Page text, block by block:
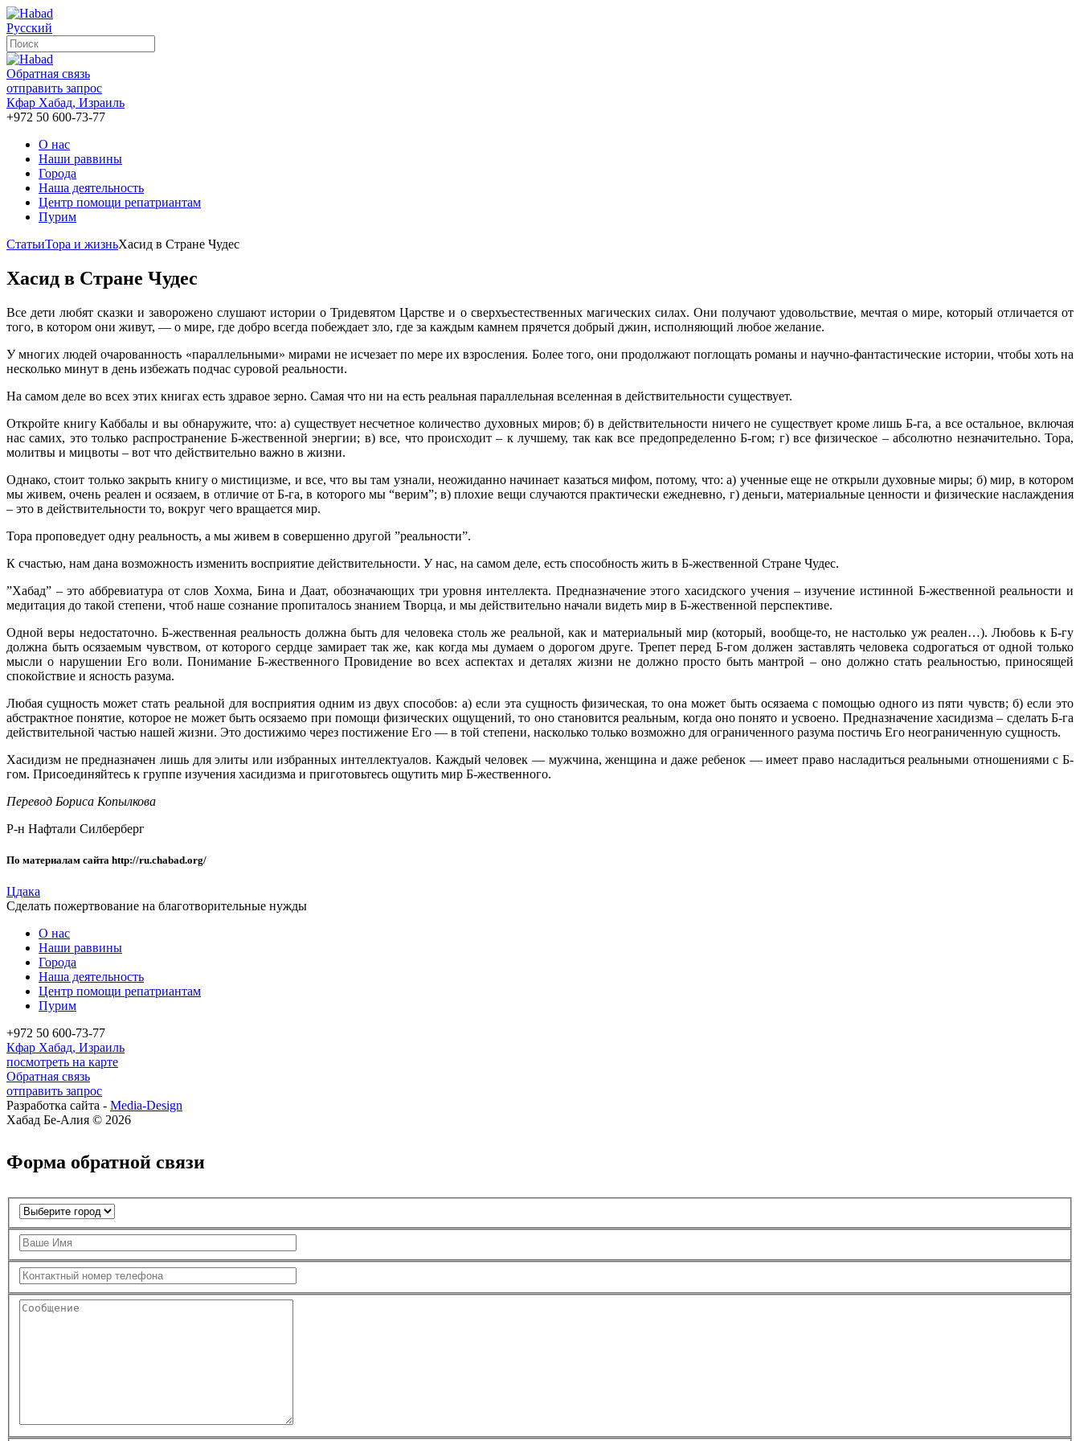
Русский
Обратная связь
отправить запрос
Кфар Хабад, Израиль
+972 50 600-73-77
О нас
Наши раввины
Города
Наша деятельность
Центр помощи репатриантам
Пурим
СтатьиТора и жизньХасид в Стране Чудес
Хасид в Стране Чудес
Все дети любят сказки и заворожено слушают истории о Тридевятом Царстве и о сверхъестественных магических силах. Они получают удовольствие, мечтая о мире, который отличается от
того, в котором они живут, — о мире, где добро всегда побеждает зло, где за каждым камнем прячется добрый джин, исполняющий любое желание.
У многих людей очарованность «параллельными» мирами не исчезает по мере их взросления. Более того, они продолжают поглощать романы и научно-фантастические истории, чтобы хоть на
несколько минут в день избежать подчас суровой реальности.
На самом деле во всех этих книгах есть здравое зерно. Самая что ни на есть реальная параллельная вселенная в действительности существует.
Откройте книгу Каббалы и вы обнаружите, что: а) существует несчетное количество духовных миров; б) в действительности ничего не существует кроме лишь Б-га, а все остальное, включая
нас самих, это только распространение Б-жественной энергии; в) все, что происходит – к лучшему, так как все предопределенно Б-гом; г) все физическое – абсолютно незначительно. Тора,
молитвы и мицвоты – вот что действительно важно в жизни.
Однако, стоит только закрыть книгу о мистицизме, и все, что вы там узнали, неожиданно начинает казаться мифом, потому, что: а) ученные еще не открыли духовные миры; б) мир, в котором
мы живем, очень реален и осязаем, в отличие от Б-га, в которого мы “верим”; в) плохие вещи случаются практически ежедневно, г) деньги, материальные ценности и физические наслаждения
– это в действительности то, вокруг чего вращается мир.
Тора проповедует одну реальность, а мы живем в совершенно другой ”реальности”.
К счастью, нам дана возможность изменить восприятие действительности. У нас, на самом деле, есть способность жить в Б-жественной Стране Чудес.
”Хабад” – это аббревиатура от слов Хохма, Бина и Даат, обозначающих три уровня интеллекта. Предназначение этого хасидского учения – изучение истинной Б-жественной реальности и
медитация до такой степени, чтоб наше сознание пропиталось знанием Творца, и мы действительно начали видеть мир в Б-жественной перспективе.
Одной веры недостаточно. Б-жественная реальность должна быть для человека столь же реальной, как и материальный мир (который, вообще-то, не настолько уж реален…). Любовь к Б-гу
должна быть осязаемым чувством, от которого сердце замирает так же, как когда мы думаем о дорогом друге. Трепет перед Б-гом должен заставлять человека содрогаться от одной только
мысли о нарушении Его воли. Понимание Б-жественного Провидение во всех аспектах и деталях жизни не должно просто быть мантрой – оно должно стать реальностью, приносящей
спокойствие и ясность разума.
Любая сущность может стать реальной для восприятия одним из двух способов: а) если эта сущность физическая, то она может быть осязаема с помощью одного из пяти чувств; б) если это
абстрактное понятие, которое не может быть осязаемо при помощи физических ощущений, то оно становится реальным, когда оно понято и усвоено. Предназначение хасидизма – сделать Б-га
действительной частью нашей жизни. Это достижимо через постижение Его — в той степени, насколько только возможно для ограниченного разума постичь Его неограниченную сущность.
Хасидизм не предназначен лишь для элиты или избранных интеллектуалов. Каждый человек — мужчина, женщина и даже ребенок — имеет право насладиться реальными отношениями с Б-
гом. Присоединяйтесь к группе изучения хасидизма и приготовьтесь ощутить мир Б-жественного.
Перевод Бориса Копылкова
Р-н Нафтали Силберберг
По материалам сайта http://ru.chabad.org/
Цдака
Сделать пожертвование на благотворительные нужды
О нас
Наши раввины
Города
Наша деятельность
Центр помощи репатриантам
Пурим
+972 50 600-73-77
Кфар Хабад, Израиль
посмотреть на карте
Обратная связь
отправить запрос
Разработка сайта - Media-Design
Хабад Бе-Алия © 2026
Форма обратной связи